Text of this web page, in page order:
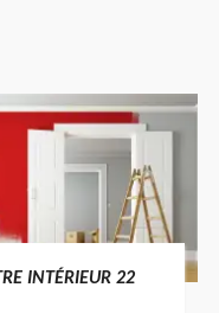
INTÉRIEUR 22